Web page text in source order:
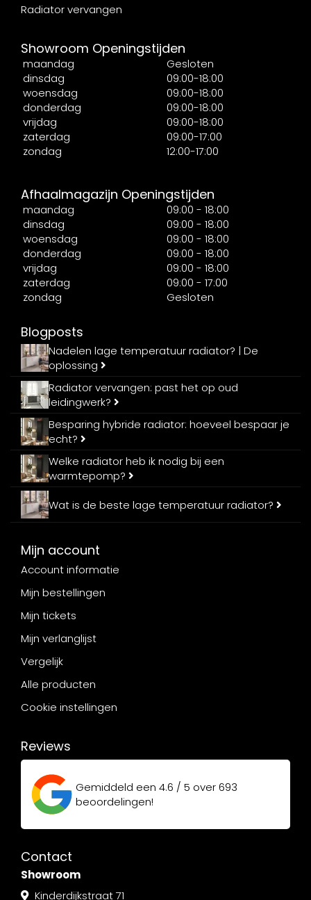
Radiator vervangen
Showroom Openingstijden
maandag
Gesloten
dinsdag
09:00-18:00
woensdag
09:00-18:00
donderdag
09:00-18:00
vrijdag
09:00-18:00
zaterdag
09:00-17:00
zondag
12:00-17:00
Afhaalmagazijn Openingstijden
maandag
09:00 - 18:00
dinsdag
09:00 - 18:00
woensdag
09:00 - 18:00
donderdag
09:00 - 18:00
vrijdag
09:00 - 18:00
zaterdag
09:00 - 17:00
zondag
Gesloten
Blogposts
Nadelen lage temperatuur radiator? | De
oplossing
Radiator vervangen: past het op oud
leidingwerk?
Besparing hybride radiator: hoeveel bespaar je
echt?
Welke radiator heb ik nodig bij een
warmtepomp?
Wat is de beste lage temperatuur radiator?
Mijn account
Account informatie
Mijn bestellingen
Mijn tickets
Mijn verlanglijst
Vergelijk
Alle producten
Cookie instellingen
Reviews
Gemiddeld een 4.6 / 5 over693
beoordelingen!
Contact
Showroom
Kinderdijkstraat 71